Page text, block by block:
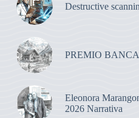
Destructive
PREMIO
Eleonora
2026 Narrativa